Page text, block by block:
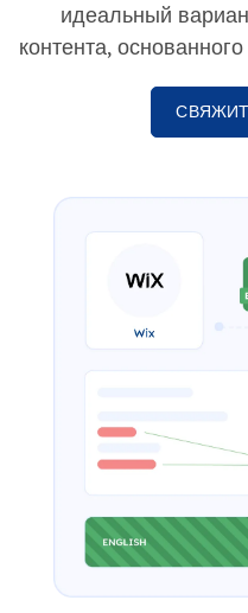
идеальный
контента,